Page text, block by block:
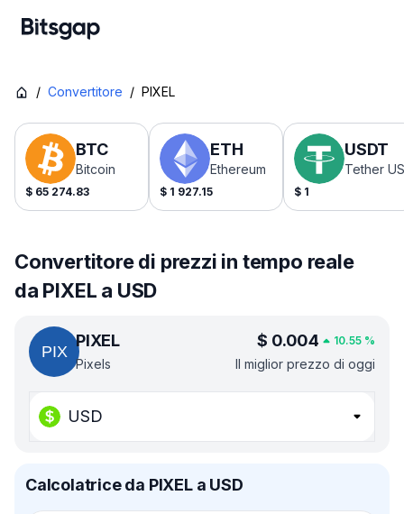
/ Convertitore / PIXEL
BTC
Bitcoin
$ 65 274.83
ETH
Ethereum
$ 1 927.15
USDT
Tether
$ 1
Convertitore di prezzi in tempo reale
da PIXEL a USD
PIXEL
Pixels
$ 0.004 10.55 %
Il miglior prezzo di oggi
USD
Calcolatrice da PIXEL a USD